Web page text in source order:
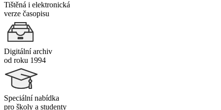
Tištěná i elektronická
verze časopisu
Digitální archiv
od roku 1994
Speciální nabídka
pro školy a studenty